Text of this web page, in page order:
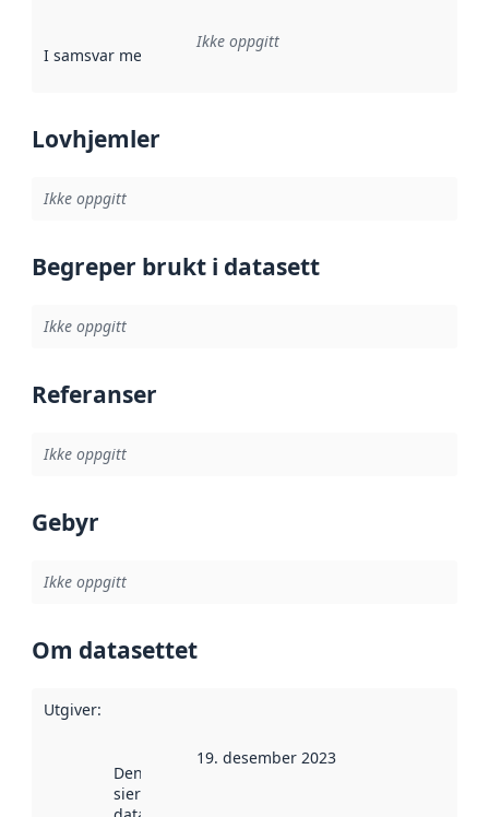
I samsvar med Referanse til en implementasjonsregel
Ikke oppgitt
Lovhjemler
Ikke oppgitt
Begreper brukt i datasett
Ikke oppgitt
Referanser
Ikke oppgitt
Gebyr
Ikke oppgitt
Om datasettet
Utgiver:
Denne datoen
sier når
19. desember 2023